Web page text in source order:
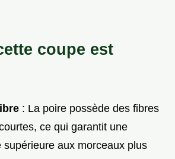
coupe est
: La poire possède des fibres
ce qui garantit une
supérieure aux morceaux plus